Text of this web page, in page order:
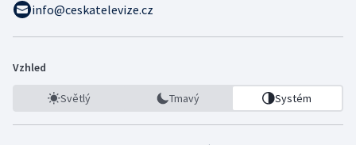
info@ceskatelevize.cz
Vzhled
Světlý Tmavý Systém